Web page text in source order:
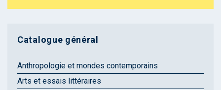
Catalogue général
Anthropologie et mondes contemporains
Arts et essais littéraires